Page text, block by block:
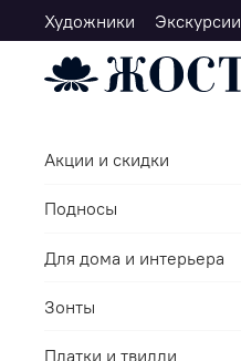
Художники Экскурсии
Акции и скидки
Подносы
Для дома и интерьера
Зонты
Платки и твилли